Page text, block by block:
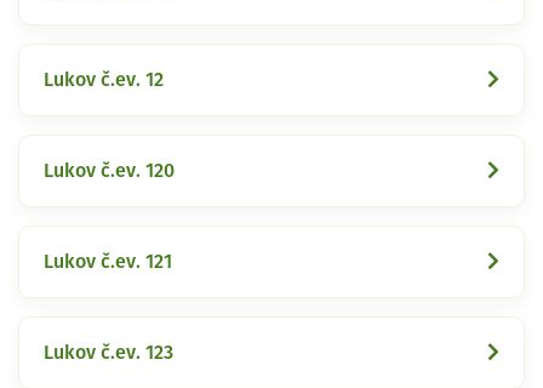
Lukov č.ev. 12
Lukov č.ev. 120
Lukov č.ev. 121
Lukov č.ev. 123